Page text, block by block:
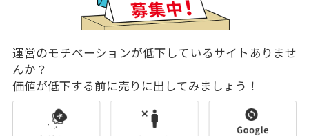
運営のモチベーションが低下しているサイトありませ
んか？
価値が低下する前に売りに出してみましょう！